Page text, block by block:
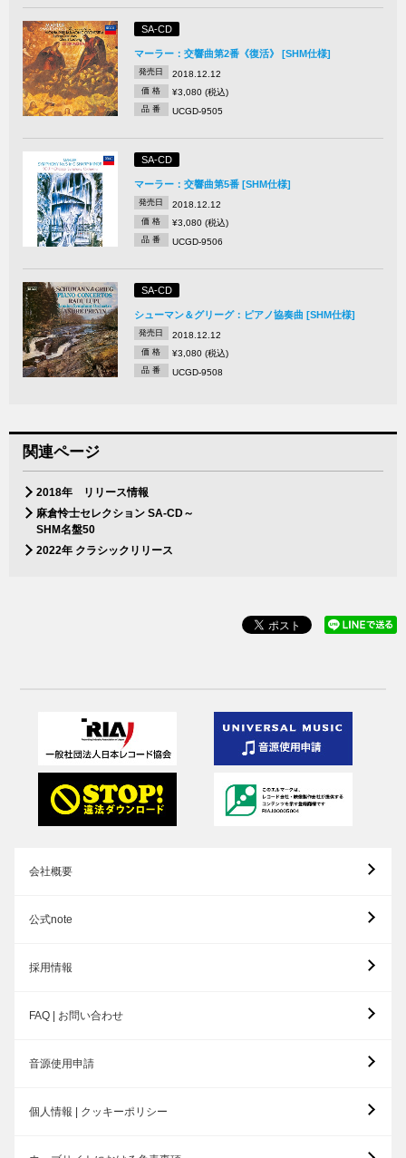
SA-CD
マーラー：交響曲第2番《復活》 [SHM仕様]
発売日 2018.12.12
価 格 ¥3,080 (税込)
品 番 UCGD-9505
SA-CD
マーラー：交響曲第5番 [SHM仕様]
発売日 2018.12.12
価 格 ¥3,080 (税込)
品 番 UCGD-9506
SA-CD
シューマン＆グリーグ：ピアノ協奏曲 [SHM仕様]
発売日 2018.12.12
価 格 ¥3,080 (税込)
品 番 UCGD-9508
関連ページ
2018年 リリース情報
麻倉怜士セレクション SA-CD～
SHM名盤50
2022年 クラシックリリース
会社概要
公式note
採用情報
FAQ | お問い合わせ
音源使用申請
個人情報 | クッキーポリシー